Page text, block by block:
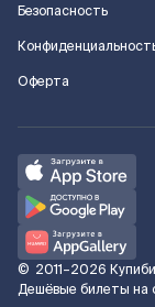
Безопасность
Оферта
© 2011–2026
Дешёвые билеты на